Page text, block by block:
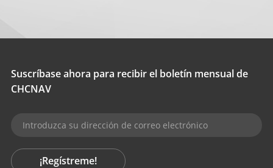
Suscríbase ahora para recibir el boletín mensual de
CHCNAV
¡Regístreme!